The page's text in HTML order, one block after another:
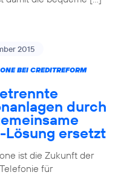
2015
BEI CREDITREFORM
durch
Lösung ersetzt
ist die Zukunft der
für